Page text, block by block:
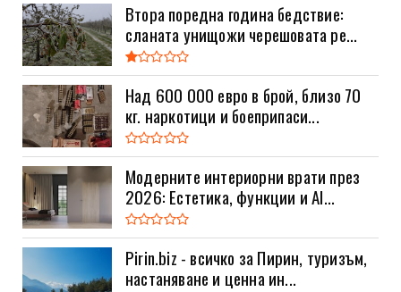
Втора поредна година бедствие:
сланата унищожи черешовата ре...
Над 600 000 евро в брой, близо 70
кг. наркотици и боеприпаси...
Модерните интериорни врати през
2026: Естетика, функции и AI...
Pirin.biz - всичко за Пирин, туризъм,
настаняване и ценна ин...